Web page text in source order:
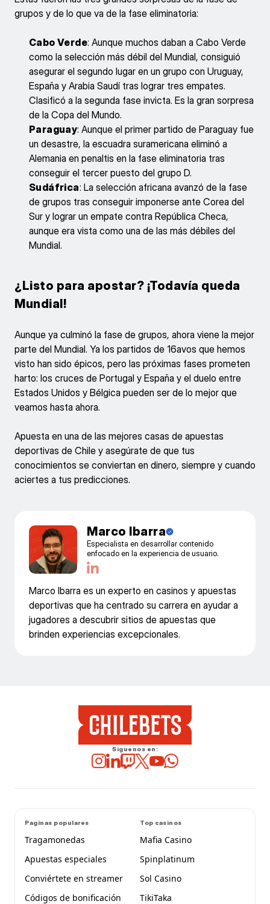
grupos y de lo que va de la fase eliminatoria:
Cabo Verde: Aunque muchos daban a Cabo Verde
como la selección más débil del Mundial, consiguió
asegurar el segundo lugar en un grupo con Uruguay,
España y Arabia Saudí tras lograr tres empates.
Clasificó a la segunda fase invicta. Es la gran sorpresa
de la Copa del Mundo.
Paraguay: Aunque el primer partido de Paraguay fue
un desastre, la escuadra suramericana eliminó a
Alemania en penaltis en la fase eliminatoria tras
conseguir el tercer puesto del grupo D.
Sudáfrica: La selección africana avanzó de la fase
de grupos tras conseguir imponerse ante Corea del
Sur y lograr un empate contra República Checa,
aunque era vista como una de las más débiles del
Mundial.
¿Listo para apostar? ¡Todavía queda
Mundial!
Aunque ya culminó la fase de grupos, ahora viene la mejor
parte del Mundial. Ya los partidos de 16avos que hemos
visto han sido épicos, pero las próximas fases prometen
harto: los cruces de Portugal y España y el duelo entre
Estados Unidos y Bélgica pueden ser de lo mejor que
veamos hasta ahora.
Apuesta en una de las mejores casas de apuestas
deportivas de Chile y asegúrate de que tus
conocimientos se conviertan en dinero, siempre y cuando
aciertes a tus predicciones.
Marco Ibarra
Especialista en desarrollar contenido
enfocado en la experiencia de usuario.
Marco Ibarra es un experto en casinos y apuestas
deportivas que ha centrado su carrera en ayudar a
jugadores a descubrir sitios de apuestas que
brinden experiencias excepcionales.
Siguenos en:
Paginas populares
Tragamonedas
Apuestas especiales
Conviértete en streamer
Códigos de bonificación
Top casinos
Mafia Casino
Spinplatinum
Sol Casino
TikiTaka